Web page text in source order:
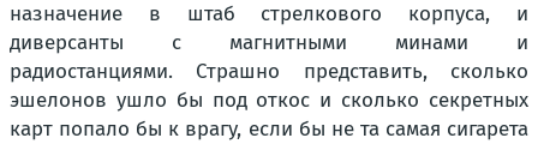
назначение в штаб стрелкового корпуса, и
диверсанты с магнитными минами и
радиостанциями. Страшно представить, сколько
эшелонов ушло бы под откос и сколько секретных
карт попало бы к врагу, если бы не та самая сигарета